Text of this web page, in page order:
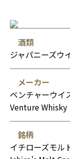
酒類
ジャパニーズウ
メーカー
ベンチャーウイ
Venture Whisky
銘柄
イチローズモル